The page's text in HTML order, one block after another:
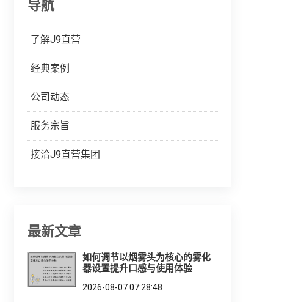
导航
了解J9直营
经典案例
公司动态
服务宗旨
接洽J9直营集团
最新文章
如何调节以烟雾头为核心的雾化
器设置提升口感与使用体验
2026-08-07 07:28:48